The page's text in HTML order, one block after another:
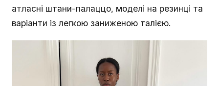
атласні штани-палаццо, моделі на резинці та
варіанти із легкою заниженою талією.